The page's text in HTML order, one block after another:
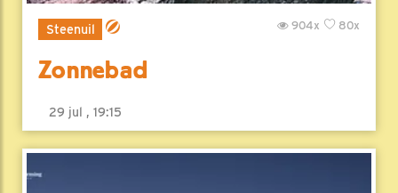
Steenuil 80x
904x
Zonnebad
29 jul , 19:15